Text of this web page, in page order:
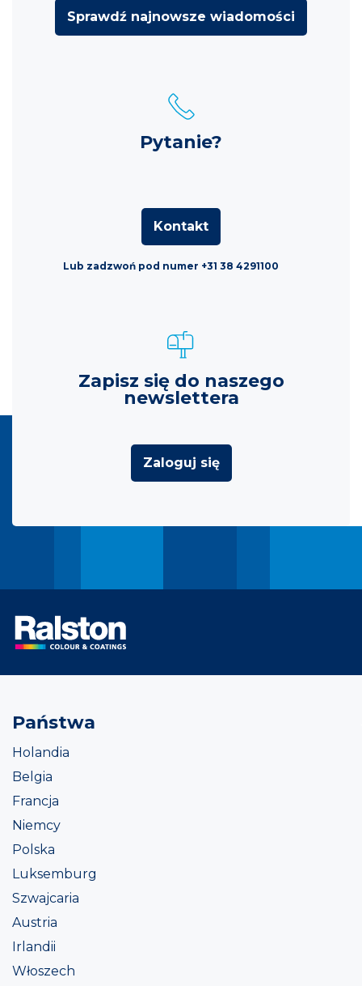
Sprawdź najnowsze wiadomości
Pytanie?
Kontakt
Lub zadzwoń pod numer +31 38 4291100
Zapisz się do naszego
newslettera
Zaloguj się
Państwa
Holandia
Belgia
Francja
Niemcy
Polska
Luksemburg
Szwajcaria
Austria
Irlandii
Włoszech